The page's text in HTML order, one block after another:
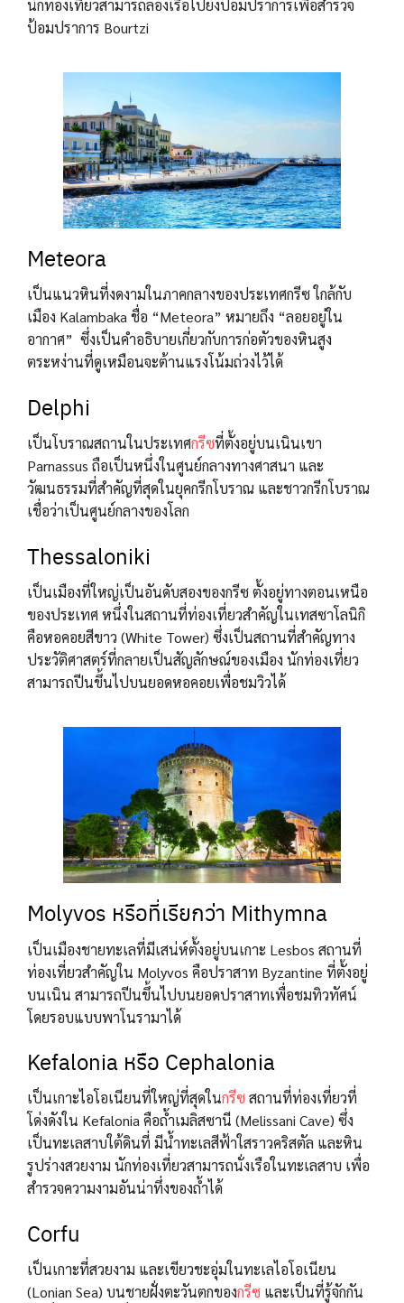
นักท่องเที่ยวสามารถล่องเรือไปยังป้อมปราการเพื่อสำรวจ
ป้อมปราการ Bourtzi
Meteora
เป็นแนวหินที่งดงามในภาคกลางของประเทศกรีซ ใกล้กับ
เมือง Kalambaka ชื่อ “Meteora” หมายถึง “ลอยอยู่ใน
อากาศ” ซึ่งเป็นคำอธิบายเกี่ยวกับการก่อตัวของหินสูง
ตระหง่านที่ดูเหมือนจะต้านแรงโน้มถ่วงไว้ได้
Delphi
เป็นโบราณสถานในประเทศกรีซที่ตั้งอยู่บนเนินเขา
Parnassus ถือเป็นหนึ่งในศูนย์กลางทางศาสนา และ
วัฒนธรรมที่สำคัญที่สุดในยุคกรีกโบราณ และชาวกรีกโบราณ
เชื่อว่าเป็นศูนย์กลางของโลก
Thessaloniki
เป็นเมืองที่ใหญ่เป็นอันดับสองของกรีซ ตั้งอยู่ทางตอนเหนือ
ของประเทศ หนึ่งในสถานที่ท่องเที่ยวสำคัญในเทสซาโลนิกิ
คือหอคอยสีขาว (White Tower) ซึ่งเป็นสถานที่สำคัญทาง
ประวัติศาสตร์ที่กลายเป็นสัญลักษณ์ของเมือง นักท่องเที่ยว
สามารถปีนขึ้นไปบนยอดหอคอยเพื่อชมวิวได้
Molyvos หรือที่เรียกว่า Mithymna
เป็นเมืองชายทะเลที่มีเสน่ห์ตั้งอยู่บนเกาะ Lesbos สถานที่
ท่องเที่ยวสำคัญใน Molyvos คือปราสาท Byzantine ที่ตั้งอยู่
บนเนิน สามารถปีนขึ้นไปบนยอดปราสาทเพื่อชมทิวทัศน์
โดยรอบแบบพาโนรามาได้
Kefalonia หรือ Cephalonia
เป็นเกาะไอโอเนียนที่ใหญ่ที่สุดในกรีซสถานที่ท่องเที่ยวที่
โด่งดังใน Kefalonia คือถ้ำเมลิสซานี (Melissani Cave) ซึ่ง
เป็นทะเลสาบใต้ดินที่ มีน้ำทะเลสีฟ้าใสราวคริสตัล และหิน
รูปร่างสวยงาม นักท่องเที่ยวสามารถนั่งเรือในทะเลสาบ เพื่อ
สำรวจความงามอันน่าทึ่งของถ้ำได้
Corfu
เป็นเกาะที่สวยงาม และเขียวชะอุ่มในทะเลไอโอเนียน
(Lonian Sea) บนชายฝั่งตะวันตกของกรีซ และเป็นที่รู้จักกัน